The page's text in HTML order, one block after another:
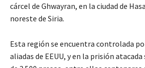
cárcel de Ghwayran, en la ciudad de
noreste de Siria.
Esta región se encuentra controlada
aliadas de EEUU, y en la prisión